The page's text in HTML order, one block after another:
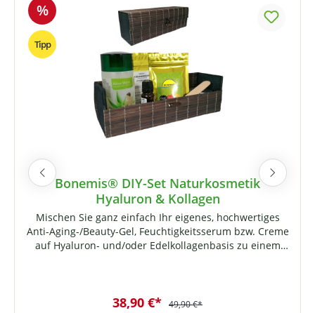
%
Tipp
Bonemis® DIY-Set Naturkosmetik
Hyaluron & Kollagen
Mischen Sie ganz einfach Ihr eigenes, hochwertiges
Anti-Aging-/Beauty-Gel, Feuchtigkeitsserum bzw. Creme
auf Hyaluron- und/oder Edelkollagenbasis zu einem
Die meisten Cremes auf Hyaluronbasis enthalten
38,90 €* 49,90 €*